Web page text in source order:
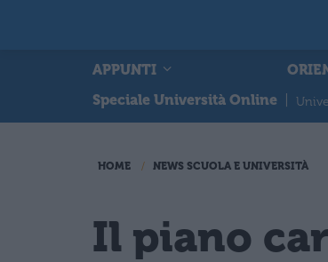
APPUNTI
Speciale Università Online
HOME NEWS SCUOLA E UNIVERSITÀ
Il piano